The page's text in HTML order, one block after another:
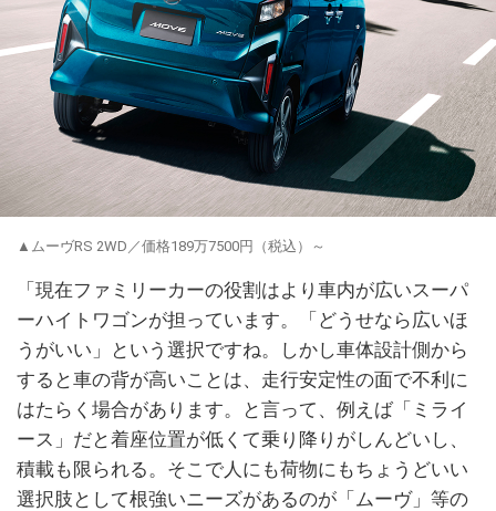
▲ムーヴRS 2WD／価格189万7500円（税込）～
「現在ファミリーカーの役割はより車内が広いスーパ
ーハイトワゴンが担っています。「どうせなら広いほ
うがいい」という選択ですね。しかし車体設計側から
すると車の背が高いことは、走行安定性の面で不利に
はたらく場合があります。と言って、例えば「ミライ
ース」だと着座位置が低くて乗り降りがしんどいし、
積載も限られる。そこで人にも荷物にもちょうどいい
選択肢として根強いニーズがあるのが「ムーヴ」等の